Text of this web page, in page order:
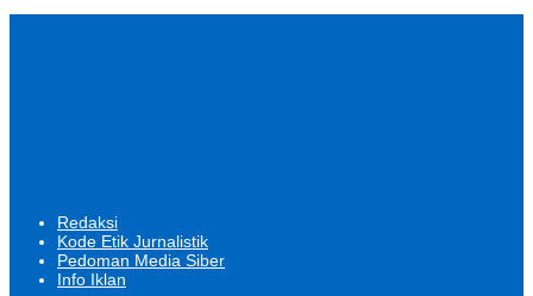
Redaksi
Kode Etik Jurnalistik
Pedoman Media Siber
Info Iklan